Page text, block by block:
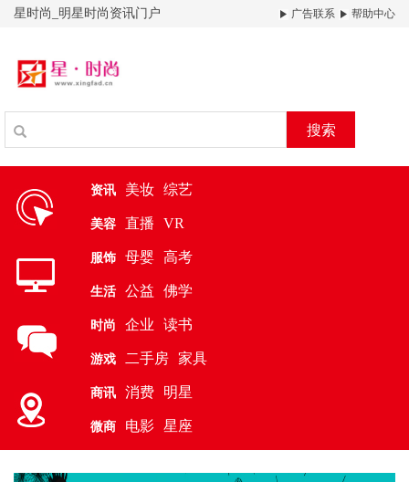
星时尚_明星时尚资讯门户 广告联系 帮助中心
搜索
资讯 美妆 综艺
美容 直播 VR
服饰 母婴 高考
生活 公益 佛学
时尚 企业 读书
游戏 二手房 家具
商讯 消费 明星
微商 电影 星座